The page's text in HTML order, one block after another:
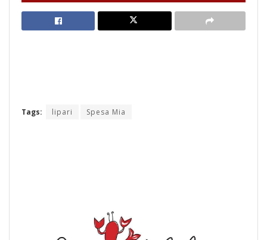
Tags: lipari Spesa Mia